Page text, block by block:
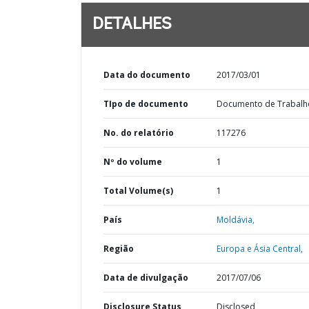
DETALHES
Data do documento 2017/03/01
TIpo de documento Documento de
No. do relatório 117276
Nº do volume 1
Total Volume(s) 1
País Moldávia,
Região Europa e Ásia Central,
Data de divulgação 2017/07/06
Disclosure Status Disclosed